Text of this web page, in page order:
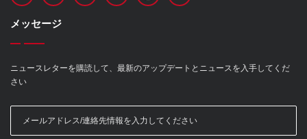
メッセージ
ニュースレターを購読して、最新のアップデートとニュースを入手してくだ
さい